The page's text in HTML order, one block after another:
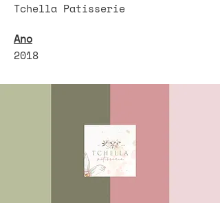
Tchella Patisserie
Ano
2018